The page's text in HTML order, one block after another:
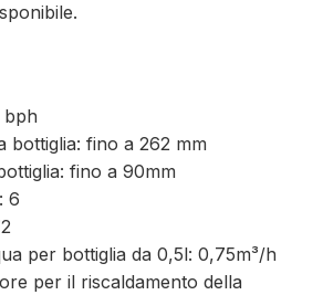
bph
bottiglia: fino a 262 mm
fino a 90mm
6
per bottiglia da 0,5l: 0,75m³/h
per il riscaldamento della